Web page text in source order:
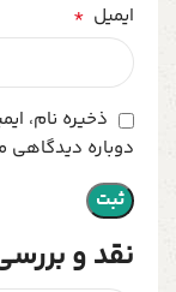
نقد و
ایمیل *
ذخیره نام،
دوباره